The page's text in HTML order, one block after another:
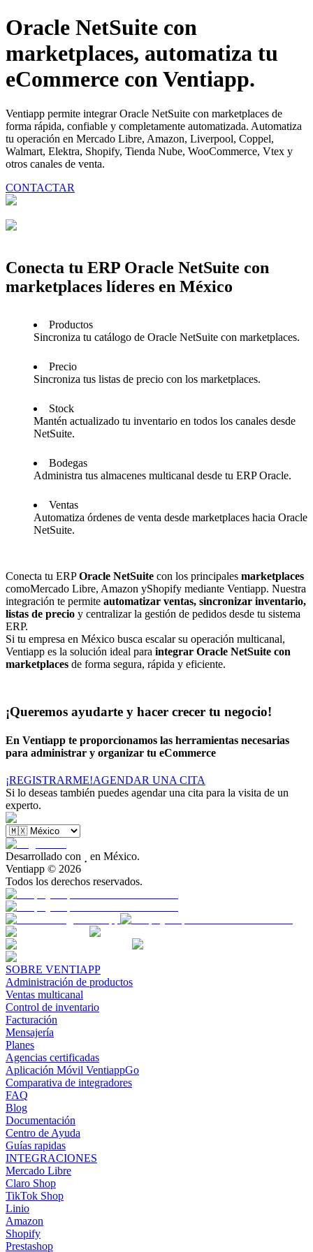
Oracle NetSuite con
marketplaces, automatiza tu
eCommerce con Ventiapp.
Ventiapp permite integrar Oracle NetSuite con marketplaces de
forma rápida, confiable y completamente automatizada. Automatiza
tu operación en Mercado Libre, Amazon, Liverpool, Coppel,
Walmart, Elektra, Shopify, Tienda Nube, WooCommerce, Vtex y
otros canales de venta.
CONTACTAR
Conecta tu ERP Oracle NetSuite con
marketplaces líderes en México
Productos
Sincroniza tu catálogo de Oracle NetSuite con marketplaces.
Precio
Sincroniza tus listas de precio con los marketplaces.
Stock
Mantén actualizado tu inventario en todos los canales desde
NetSuite.
Bodegas
Administra tus almacenes multicanal desde tu ERP Oracle.
Ventas
Automatiza órdenes de venta desde marketplaces hacia Oracle
NetSuite.
Conecta tu ERPOracle NetSuite con los principales marketplaces
comoMercado Libre, Amazon yShopify mediante Ventiapp. Nuestra
integración te permite automatizar ventas, sincronizar inventario,
listas de precio y centralizar la gestión de pedidos desde tu sistema
ERP.
Si tu empresa en México busca escalar su operación multicanal,
Ventiapp es la solución ideal para integrar Oracle NetSuite con
marketplaces de forma segura, rápida y eficiente.
¡Queremos ayudarte y hacer crecer tu negocio!
En Ventiapp te proporcionamos las herramientas necesarias
para administrar y organizar tu eCommerce
¡REGISTRARME!AGENDAR UNA CITA
Si lo deseas también puedes agendar una cita para la visita de un
experto.
Desarrollado con
en México.
Ventiapp © 2026
Todos los derechos reservados.
SOBRE VENTIAPP
Administración de productos
Ventas multicanal
Control de inventario
Facturación
Mensajería
Planes
Agencias certificadas
Aplicación Móvil VentiappGo
Comparativa de integradores
FAQ
Blog
Documentación
Centro de Ayuda
Guías rapidas
INTEGRACIONES
Mercado Libre
Claro Shop
TikTok Shop
Linio
Amazon
Shopify
Prestashop